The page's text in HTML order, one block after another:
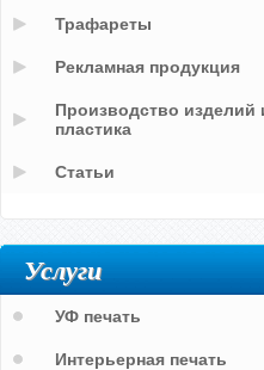
Трафареты
Рекламная продукция
Производство изделий
пластика
Статьи
Услуги
УФ печать
Интерьерная печать